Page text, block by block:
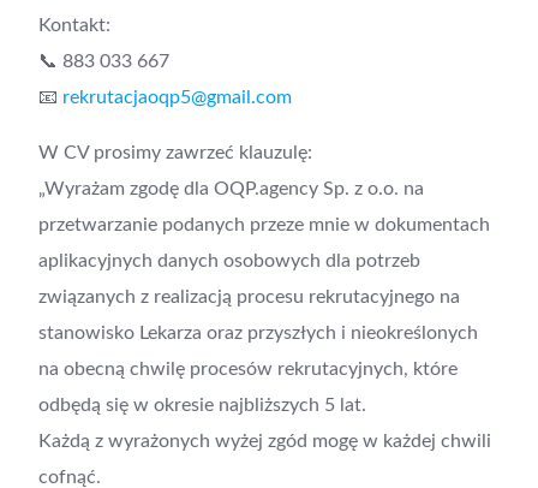
Kontakt:
📞 883 033 667
📧 rekrutacjaoqp5@gmail.com
W CV prosimy zawrzeć klauzulę:
„Wyrażam zgodę dla OQP.agency Sp. z o.o. na
przetwarzanie podanych przeze mnie w dokumentach
aplikacyjnych danych osobowych dla potrzeb
związanych z realizacją procesu rekrutacyjnego na
stanowisko Lekarza oraz przyszłych i nieokreślonych
na obecną chwilę procesów rekrutacyjnych, które
odbędą się w okresie najbliższych 5 lat.
Każdą z wyrażonych wyżej zgód mogę w każdej chwili
cofnąć.